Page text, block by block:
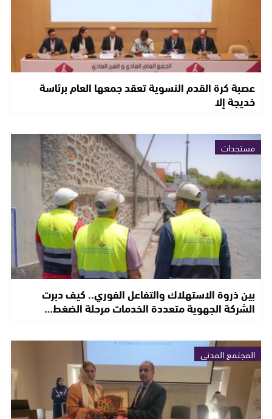
عصبة كرة القدم النسوية تعقد جمعها العام برئاسة
خديجة إلا
مستجدات
بين ذروة الاستهلاك والتفاعل الفوري.. كيف دبرت
الشركة الجهوية متعددة الخدمات مرحلة الضغط…
المجتمع المدني